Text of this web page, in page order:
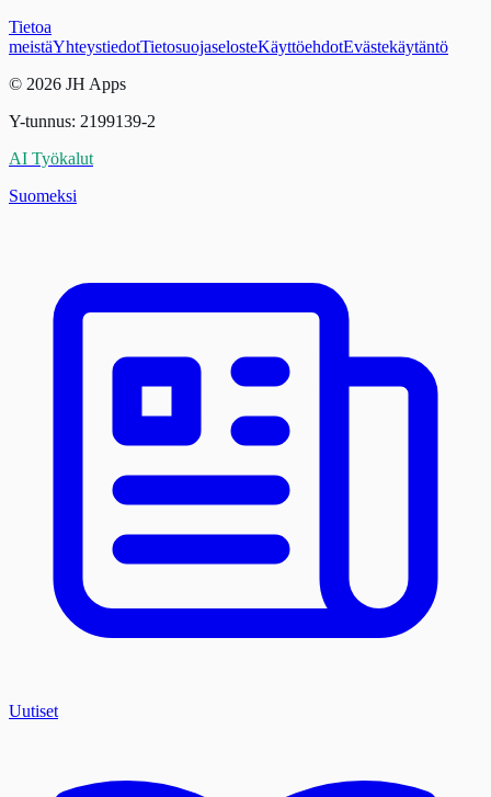
Tietoa
meistäYhteystiedotTietosuojaselosteKäyttöehdotEvästekäytäntö
© 2026 JH Apps
Y-tunnus: 2199139-2
AI Työkalut
Suomeksi
Uutiset